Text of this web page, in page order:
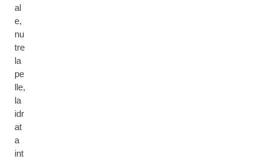
al
e,
nu
tre
la
pe
lle,
la
idr
at
a
int